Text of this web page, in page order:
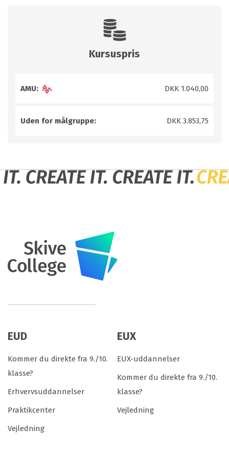
Kursuspris
AMU: DKK 1.040,00
Uden for målgruppe: DKK 3.853,75
EUD
Kommer du direkte fra 9./10.
klasse?
Erhvervsuddannelser
Praktikcenter
Vejledning
EUX
EUX-uddannelser
Kommer du direkte fra 9./10.
klasse?
Vejledning